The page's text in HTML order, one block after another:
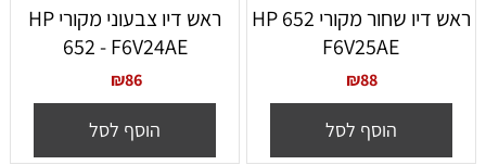
ראש דיו שחור מקורי 652 HP
F6V25AE
₪88
הוסף לסל
ראש דיו צבעוני מקורי HP
652 - F6V24AE
₪86
הוסף לסל